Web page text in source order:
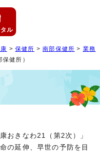
ル
>保健所 >南部保健所 > 業務
健所）
おきなわ21（第2次）」
の延伸、早世の予防を目